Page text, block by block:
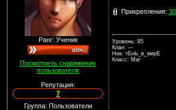
Ранг: Ученик
Посмотреть снаряжение
пользователя
Репутация:
7
Группа: Пользователи
Прикрепления:
Уровень: 85
Клан: ---
Ник: тЕнЬ_в_мирЕ
Класс: Маг